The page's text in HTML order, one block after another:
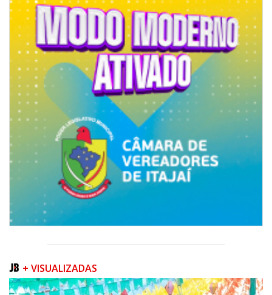
07/08/2026 | 07:00
Jordan Hang leva estratégias de marketing e vendas ao InspiraBQ, em
Brusque
ITAPEMA
+ VISUALIZADAS